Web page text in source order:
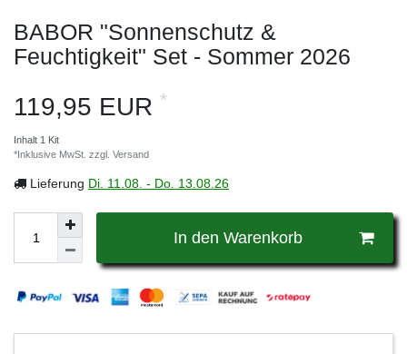
BABOR "Sonnenschutz &
Feuchtigkeit" Set - Sommer 2026
119,95 EUR *
Inhalt 1 Kit
*Inklusive MwSt. zzgl. Versand
Lieferung Di. 11.08. - Do. 13.08.26
In den Warenkorb